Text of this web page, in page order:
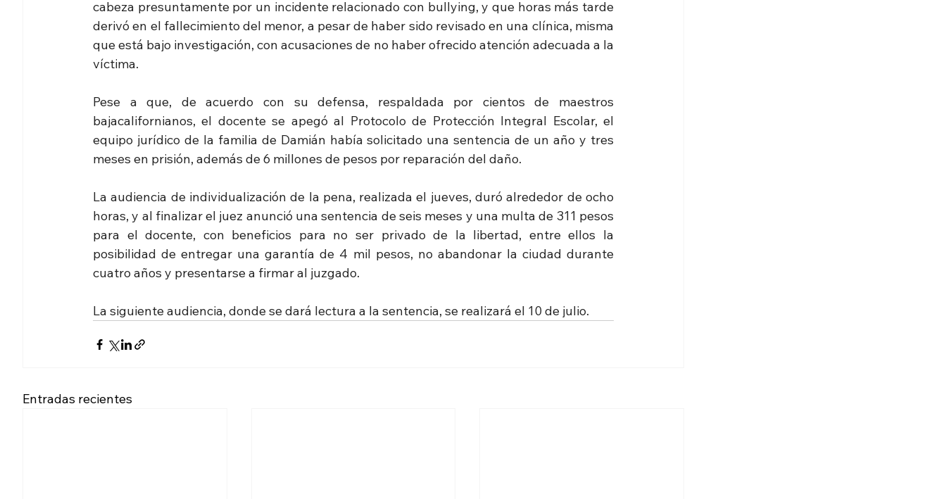
cabeza presuntamente por un incidente relacionado con bullying, y que horas más tarde
derivó en el fallecimiento del menor, a pesar de haber sido revisado en una clínica, misma
que está bajo investigación, con acusaciones de no haber ofrecido atención adecuada a la
víctima.
Pese a que, de acuerdo con su defensa, respaldada por cientos de maestros
bajacalifornianos, el docente se apegó al Protocolo de Protección Integral Escolar, el
equipo jurídico de la familia de Damián había solicitado una sentencia de un año y tres
meses en prisión, además de 6 millones de pesos por reparación del daño.
La audiencia de individualización de la pena, realizada el jueves, duró alrededor de ocho
horas, y al finalizar el juez anunció una sentencia de seis meses y una multa de 311 pesos
para el docente, con beneficios para no ser privado de la libertad, entre ellos la
posibilidad de entregar una garantía de 4 mil pesos, no abandonar la ciudad durante
cuatro años y presentarse a firmar al juzgado.
La siguiente audiencia, donde se dará lectura a la sentencia, se realizará el 10 de julio.
Entradas recientes